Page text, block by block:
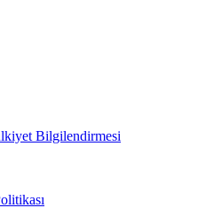
Bilgilendirmesi